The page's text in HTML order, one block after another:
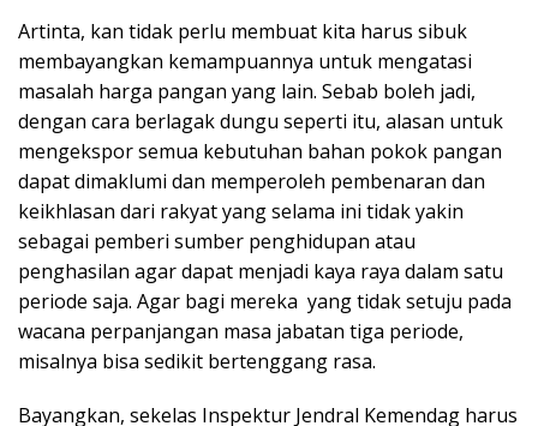
Artinta, kan tidak perlu membuat kita harus sibuk
membayangkan kemampuannya untuk mengatasi
masalah harga pangan yang lain. Sebab boleh jadi,
dengan cara berlagak dungu seperti itu, alasan untuk
mengekspor semua kebutuhan bahan pokok pangan
dapat dimaklumi dan memperoleh pembenaran dan
keikhlasan dari rakyat yang selama ini tidak yakin
sebagai pemberi sumber penghidupan atau
penghasilan agar dapat menjadi kaya raya dalam satu
periode saja. Agar bagi mereka yang tidak setuju pada
wacana perpanjangan masa jabatan tiga periode,
misalnya bisa sedikit bertenggang rasa.
Bayangkan, sekelas Inspektur Jendral Kemendag harus